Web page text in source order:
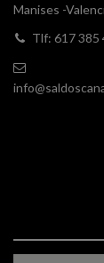
Manises -
Tlf: 617 385